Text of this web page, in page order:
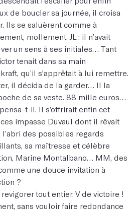
de boucler sa journée, il croisa
Ils se saluèrent comme à
mollement. JL : il n’avait
un sens à ses initiales… Tant
tenait dans sa main
qu’il s'apprêtait à lui remettre.
il décida de la garder… Il la
de sa veste. 88 mille euros…
t-il. Il s’offrirait enfin cet
impasse Duvaul dont il rêvait
l’abri des possibles regards
sa maîtresse et célèbre
Marine Montalbano… MM, des
une douce invitation à
?
tout entier. V de victoire !
sans vouloir faire redondance